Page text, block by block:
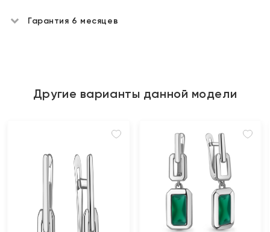
Гарантия 6 месяцев
Другие варианты данной модели